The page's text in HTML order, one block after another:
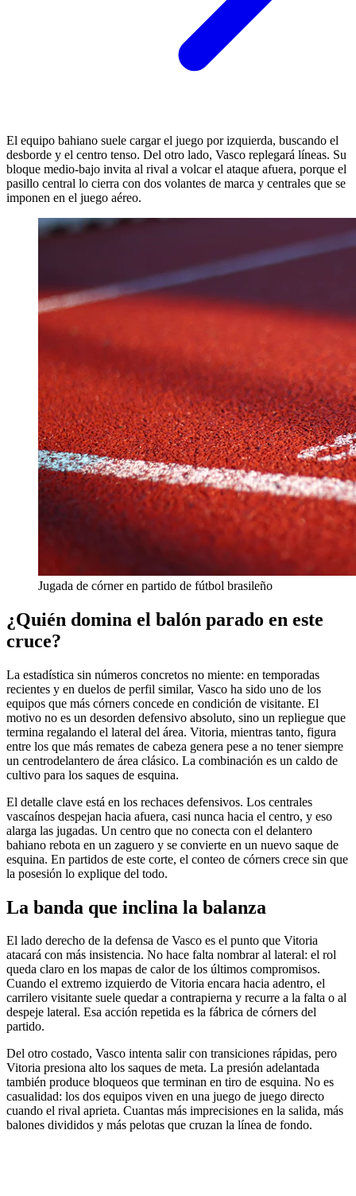
El equipo bahiano suele cargar el juego por izquierda, buscando el
desborde y el centro tenso. Del otro lado, Vasco replegará líneas. Su
bloque medio-bajo invita al rival a volcar el ataque afuera, porque el
pasillo central lo cierra con dos volantes de marca y centrales que se
imponen en el juego aéreo.
Jugada de córner en partido de fútbol brasileño
¿Quién domina el balón parado en este
cruce?
La estadística sin números concretos no miente: en temporadas
recientes y en duelos de perfil similar, Vasco ha sido uno de los
equipos que más córners concede en condición de visitante. El
motivo no es un desorden defensivo absoluto, sino un repliegue que
termina regalando el lateral del área. Vitoria, mientras tanto, figura
entre los que más remates de cabeza genera pese a no tener siempre
un centrodelantero de área clásico. La combinación es un caldo de
cultivo para los saques de esquina.
El detalle clave está en los rechaces defensivos. Los centrales
vascaínos despejan hacia afuera, casi nunca hacia el centro, y eso
alarga las jugadas. Un centro que no conecta con el delantero
bahiano rebota en un zaguero y se convierte en un nuevo saque de
esquina. En partidos de este corte, el conteo de córners crece sin que
la posesión lo explique del todo.
La banda que inclina la balanza
El lado derecho de la defensa de Vasco es el punto que Vitoria
atacará con más insistencia. No hace falta nombrar al lateral: el rol
queda claro en los mapas de calor de los últimos compromisos.
Cuando el extremo izquierdo de Vitoria encara hacia adentro, el
carrilero visitante suele quedar a contrapierna y recurre a la falta o al
despeje lateral. Esa acción repetida es la fábrica de córners del
partido.
Del otro costado, Vasco intenta salir con transiciones rápidas, pero
Vitoria presiona alto los saques de meta. La presión adelantada
también produce bloqueos que terminan en tiro de esquina. No es
casualidad: los dos equipos viven en una juego de juego directo
cuando el rival aprieta. Cuantas más imprecisiones en la salida, más
balones divididos y más pelotas que cruzan la línea de fondo.